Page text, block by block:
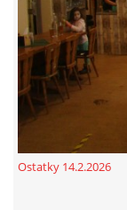
©
Ostatky 14.2.2026